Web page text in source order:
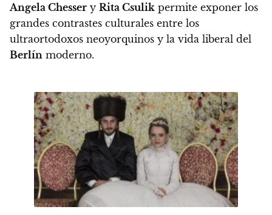
Angela Chesser y Rita Csulik permite exponer los
grandes contrastes culturales entre los
ultraortodoxos neoyorquinos y la vida liberal del
Berlín moderno.